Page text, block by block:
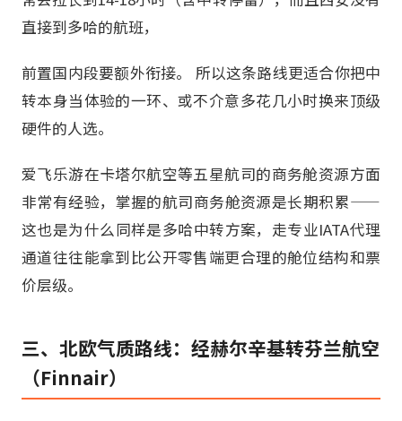
直接到多哈的航班，
前置国内段要额外衔接。 所以这条路线更适合你把中
转本身当体验的一环、或不介意多花几小时换来顶级
硬件的人选。
爱飞乐游在卡塔尔航空等五星航司的商务舱资源方面
非常有经验，掌握的航司商务舱资源是长期积累——
这也是为什么同样是多哈中转方案，走专业IATA代理
通道往往能拿到比公开零售端更合理的舱位结构和票
价层级。
三、北欧气质路线：经赫尔辛基转芬兰航空
（Finnair）